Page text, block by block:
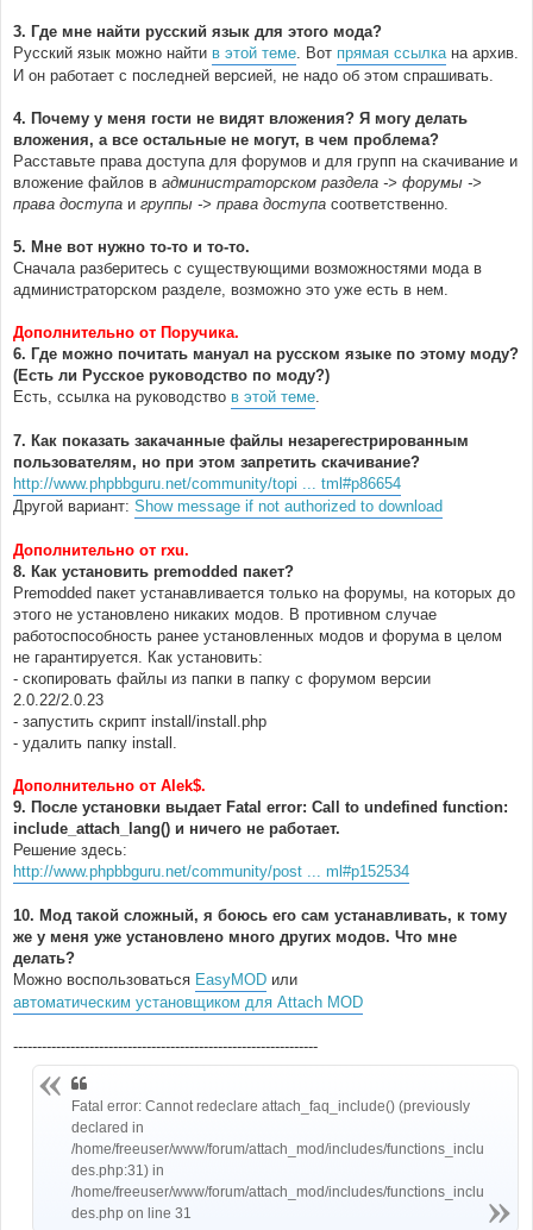
3. Где мне найти русский язык для этого мода?
Русский язык можно найти в этой теме. Вот прямая ссылкана архив.
И он работает с последней версией, не надо об этом спрашивать.
4. Почему у меня гости не видят вложения? Я могу делать
вложения, а все остальные не могут, в чем проблема?
Расставьте права доступа для форумов и для групп на скачивание и
вложение файлов в администраторском раздела -> форумы ->
права доступа и группы -> права доступа соответственно.
5. Мне вот нужно то-то и то-то.
Сначала разберитесь с существующими возможностями мода в
администраторском разделе, возможно это уже есть в нем.
Дополнительно от Поручика.
6. Где можно почитать мануал на русском языке по этому моду?
(Есть ли Русское руководство по моду?)
Есть, ссылка на руководство в этой теме.
7. Как показать закачанные файлы незарегестрированным
пользователям, но при этом запретить скачивание?
http://www.phpbbguru.net/community/topi ... tml#p86654
Другой вариант: Show message if not authorized to download
Дополнительно от rxu.
8. Как установить premodded пакет?
Premodded пакет устанавливается только на форумы, на которых до
этого не установлено никаких модов. В противном случае
работоспособность ранее установленных модов и форума в целом
не гарантируется. Как установить:
- скопировать файлы из папки в папку с форумом версии
2.0.22/2.0.23
- запустить скрипт install/install.php
- удалить папку install.
Дополнительно от Alek$.
9. После установки выдает Fatal error: Call to undefined function:
include_attach_lang() и ничего не работает.
Решение здесь:
http://www.phpbbguru.net/community/post ... ml#p152534
10. Мод такой сложный, я боюсь его сам устанавливать, к тому
же у меня уже установлено много других модов. Что мне
делать?
Можно воспользоваться EasyMOD или
автоматическим установщиком для Attach MOD
----------------------------------------------------------------
Fatal error: Cannot redeclare attach_faq_include() (previously
declared in
/home/freeuser/www/forum/attach_mod/includes/functions_inclu
des.php:31) in
/home/freeuser/www/forum/attach_mod/includes/functions_inclu
des.php on line 31